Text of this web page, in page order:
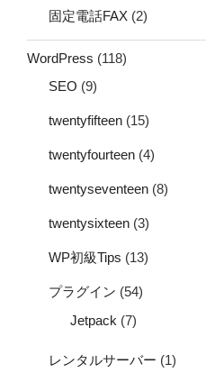
固定電話FAX (2)
WordPress (118)
SEO (9)
twentyfifteen (15)
twentyfourteen (4)
twentyseventeen (8)
twentysixteen (3)
WP初級Tips (13)
プラグイン (54)
Jetpack (7)
レンタルサーバー (1)